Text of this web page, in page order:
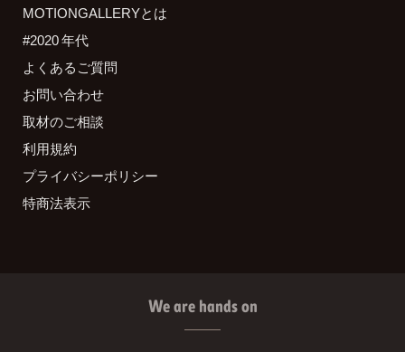
MOTIONGALLERYとは
#2020 年代
よくあるご質問
お問い合わせ
取材のご相談
利用規約
プライバシーポリシー
特商法表示
We are hands on